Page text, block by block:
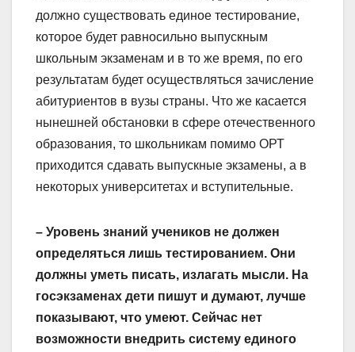
должно существовать единое тестирование,
которое будет равносильно выпускным
школьным экзаменам и в то же время, по его
результатам будет осуществляться зачисление
абитуриентов в вузы страны. Что же касается
нынешней обстановки в сфере отечественного
образования, то школьникам помимо ОРТ
приходится сдавать выпускные экзамены, а в
некоторых университетах и вступительные.
– Уровень знаний учеников не должен
определяться лишь тестированием. Они
должны уметь писать, излагать мысли. На
госэкзаменах дети пишут и думают, лучше
показывают, что умеют. Сейчас нет
возможности внедрить систему единого